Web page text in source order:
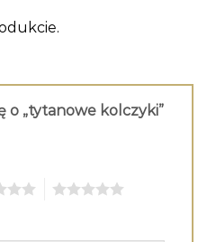
o „tytanowe kolczyki”